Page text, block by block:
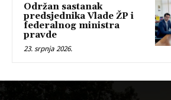
Održan sastanak
predsjednika Vlade ŽP i
federalnog ministra
pravde
23. srpnja 2026.